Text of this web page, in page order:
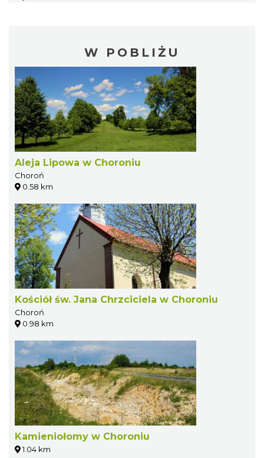
W POBLIŻU
Aleja Lipowa w Choroniu
Choroń
0.58 km
Kościół św. Jana Chrzciciela w Choroniu
Choroń
0.98 km
Kamieniołomy w Choroniu
1.04 km